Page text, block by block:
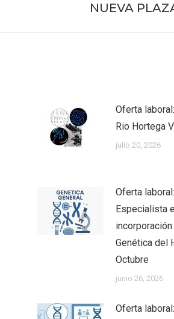
NUEVA
Oferta
Rio Hortega
julio 20, 2026
Oferta
Especialista
Genética del
Octubre
junio 26, 2026
Oferta